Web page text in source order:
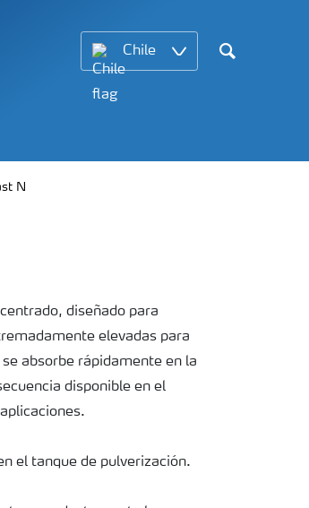
Chile
Search
N
diseñado para
elevadas para
absorbe rápidamente en la
el tanque de pulverización.